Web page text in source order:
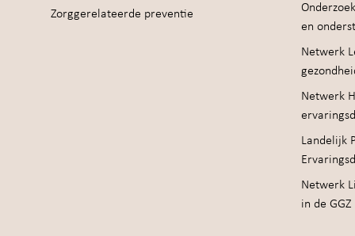
Zorggerelateerde preventie
en
Netwerk
Netwerk
Landelijk
Netwerk
in de GGZ